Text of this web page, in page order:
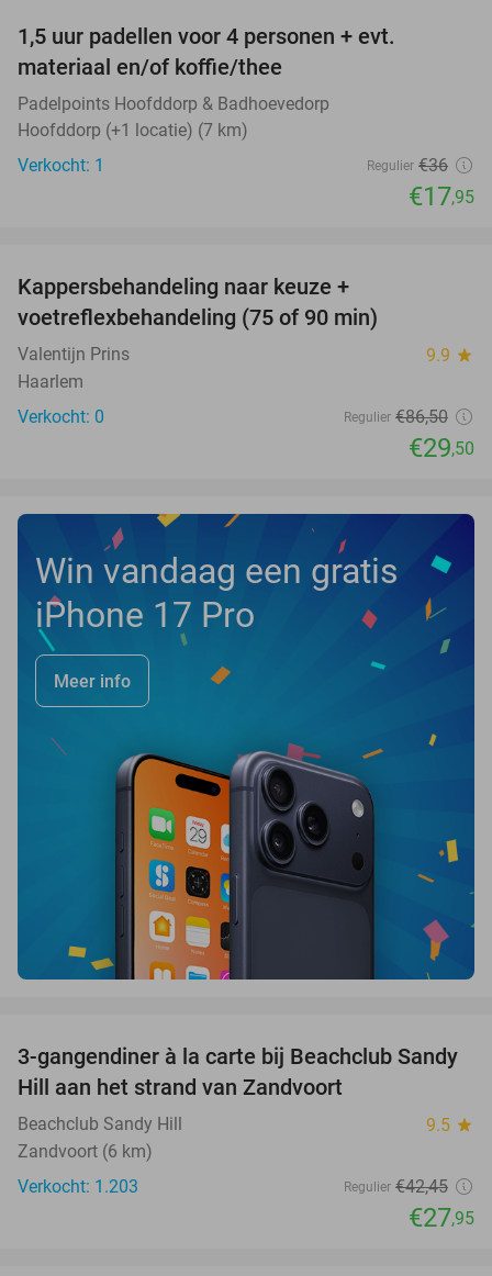
TODAY
1,5 uur padellen voor 4 personen + evt.
materiaal en/of koffie/thee
Padelpoints Hoofddorp & Badhoevedorp
Hoofddorp (+1 locatie) (7 km)
Verkocht: 1
Regulier €36
€17,95
NEW
TODAY
Kappersbehandeling naar keuze +
voetreflexbehandeling (75 of 90 min)
Valentijn Prins 9.9 star
Haarlem
Verkocht: 0
Regulier €86,50
€29,50
Win vandaag een gratis
iPhone 17 Pro
Meer info
34%
3-gangendiner à la carte bij Beachclub Sandy
Hill aan het strand van Zandvoort
Beachclub Sandy Hill 9.5 star
Zandvoort (6 km)
Verkocht: 1.203
Regulier €42,45
€27,95